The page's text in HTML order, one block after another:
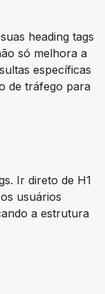
heading tags
só melhora a
específicas
de tráfego para
Ir direto de H1
usuários
a estrutura